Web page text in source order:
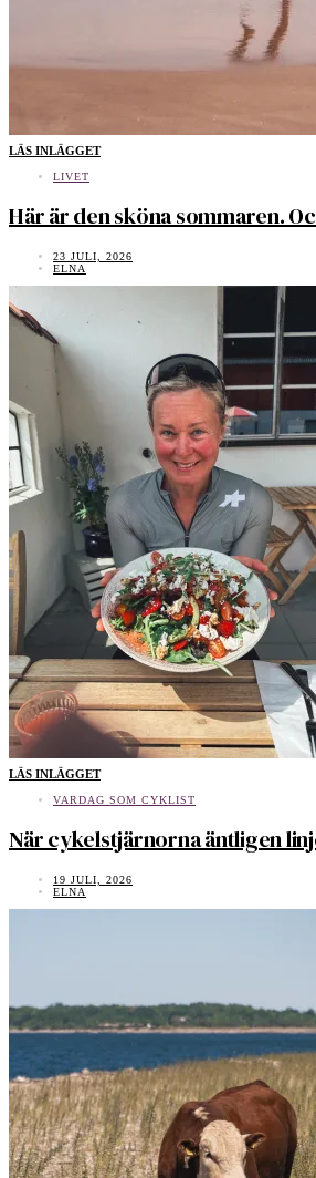
LÄS INLÄGGET
LIVET
Här är den sköna sommaren.
23 JULI, 2026
ELNA
LÄS INLÄGGET
VARDAG SOM CYKLIST
När cykelstjärnorna äntligen
19 JULI, 2026
ELNA